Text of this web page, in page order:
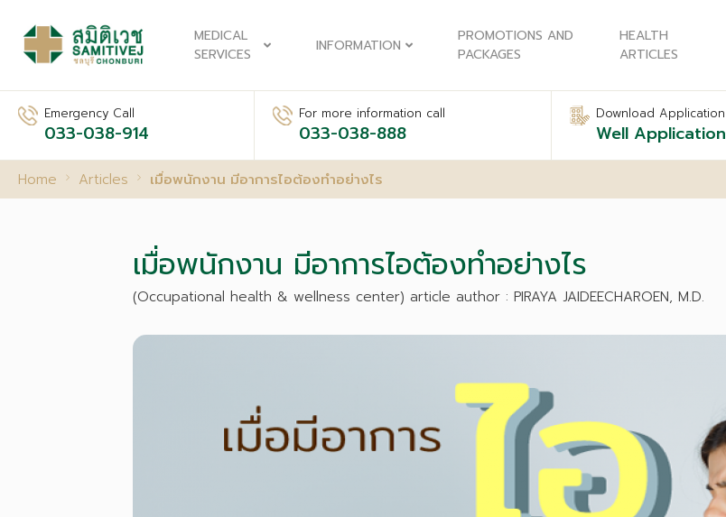
MEDICAL
SERVICES
INFORMATION
PROMOTIONS AND
PACKAGES
HEALTH
ARTICLES
Emergency Call
033-038-914
For more information call
033-038-888
Download Application
Well Application
Home Articles เมื่อพนักงาน มีอาการไอต้องทำอย่างไร
เมื่อพนักงาน มีอาการไอต้องทำอย่างไร
(Occupational health & wellness center) article author : PIRAYA JAIDEECHAROEN, M.D.